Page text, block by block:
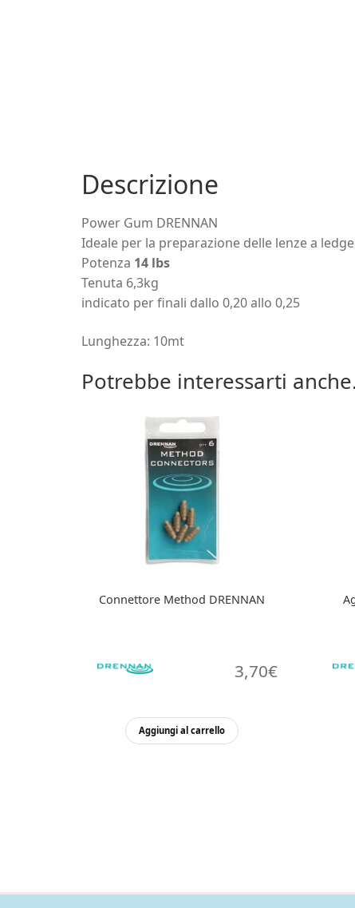
Descrizione
Power Gum DRENNAN
Ideale per la preparazione delle lenze a
Potenza 14 lbs
Tenuta 6,3kg
indicato per finali dallo 0,20 allo 0,25
Lunghezza: 10mt
Potrebbe interessarti
Connettore Method DRENNAN
3,70€
Aggiungi al carrello